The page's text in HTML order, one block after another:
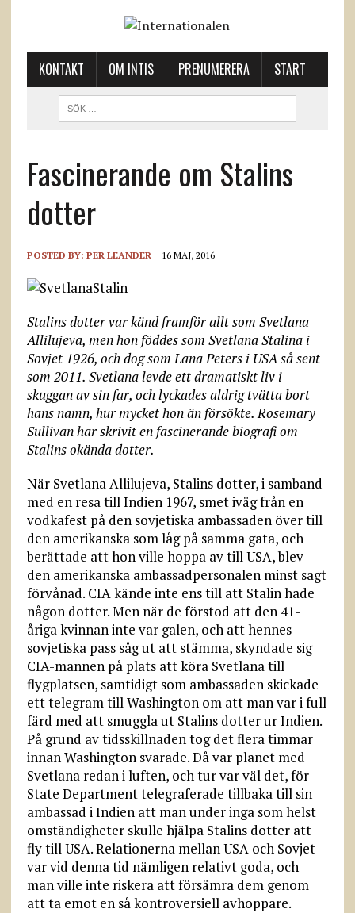
KONTAKT OM INTIS PRENUMERERA START
Fascinerande om Stalins
dotter
POSTED BY: PER LEANDER 16 MAJ, 2016
Stalins dotter var känd framför allt som Svetlana
Allilujeva, men hon föddes som Svetlana Stalina i
Sovjet 1926, och dog som Lana Peters i USA så sent
som 2011. Svetlana levde ett dramatiskt liv i
skuggan av sin far, och lyckades aldrig tvätta bort
hans namn, hur mycket hon än försökte. Rosemary
Sullivan har skrivit en fascinerande biografi om
Stalins okända dotter.
När Svetlana Allilujeva, Stalins dotter, i samband
med en resa till Indien 1967, smet iväg från en
vodkafest på den sovjetiska ambassaden över till
den amerikanska som låg på samma gata, och
berättade att hon ville hoppa av till USA, blev
den amerikanska ambassadpersonalen minst sagt
förvånad. CIA kände inte ens till att Stalin hade
någon dotter. Men när de förstod att den 41-
åriga kvinnan inte var galen, och att hennes
sovjetiska pass såg ut att stämma, skyndade sig
CIA-mannen på plats att köra Svetlana till
flygplatsen, samtidigt som ambassaden skickade
ett telegram till Washington om att man var i full
färd med att smuggla ut Stalins dotter ur Indien.
På grund av tidsskillnaden tog det flera timmar
innan Washington svarade. Då var planet med
Svetlana redan i luften, och tur var väl det, för
State Department telegraferade tillbaka till sin
ambassad i Indien att man under inga som helst
omständigheter skulle hjälpa Stalins dotter att
fly till USA. Relationerna mellan USA och Sovjet
var vid denna tid nämligen relativt goda, och
man ville inte riskera att försämra dem genom
att ta emot en så kontroversiell avhoppare.